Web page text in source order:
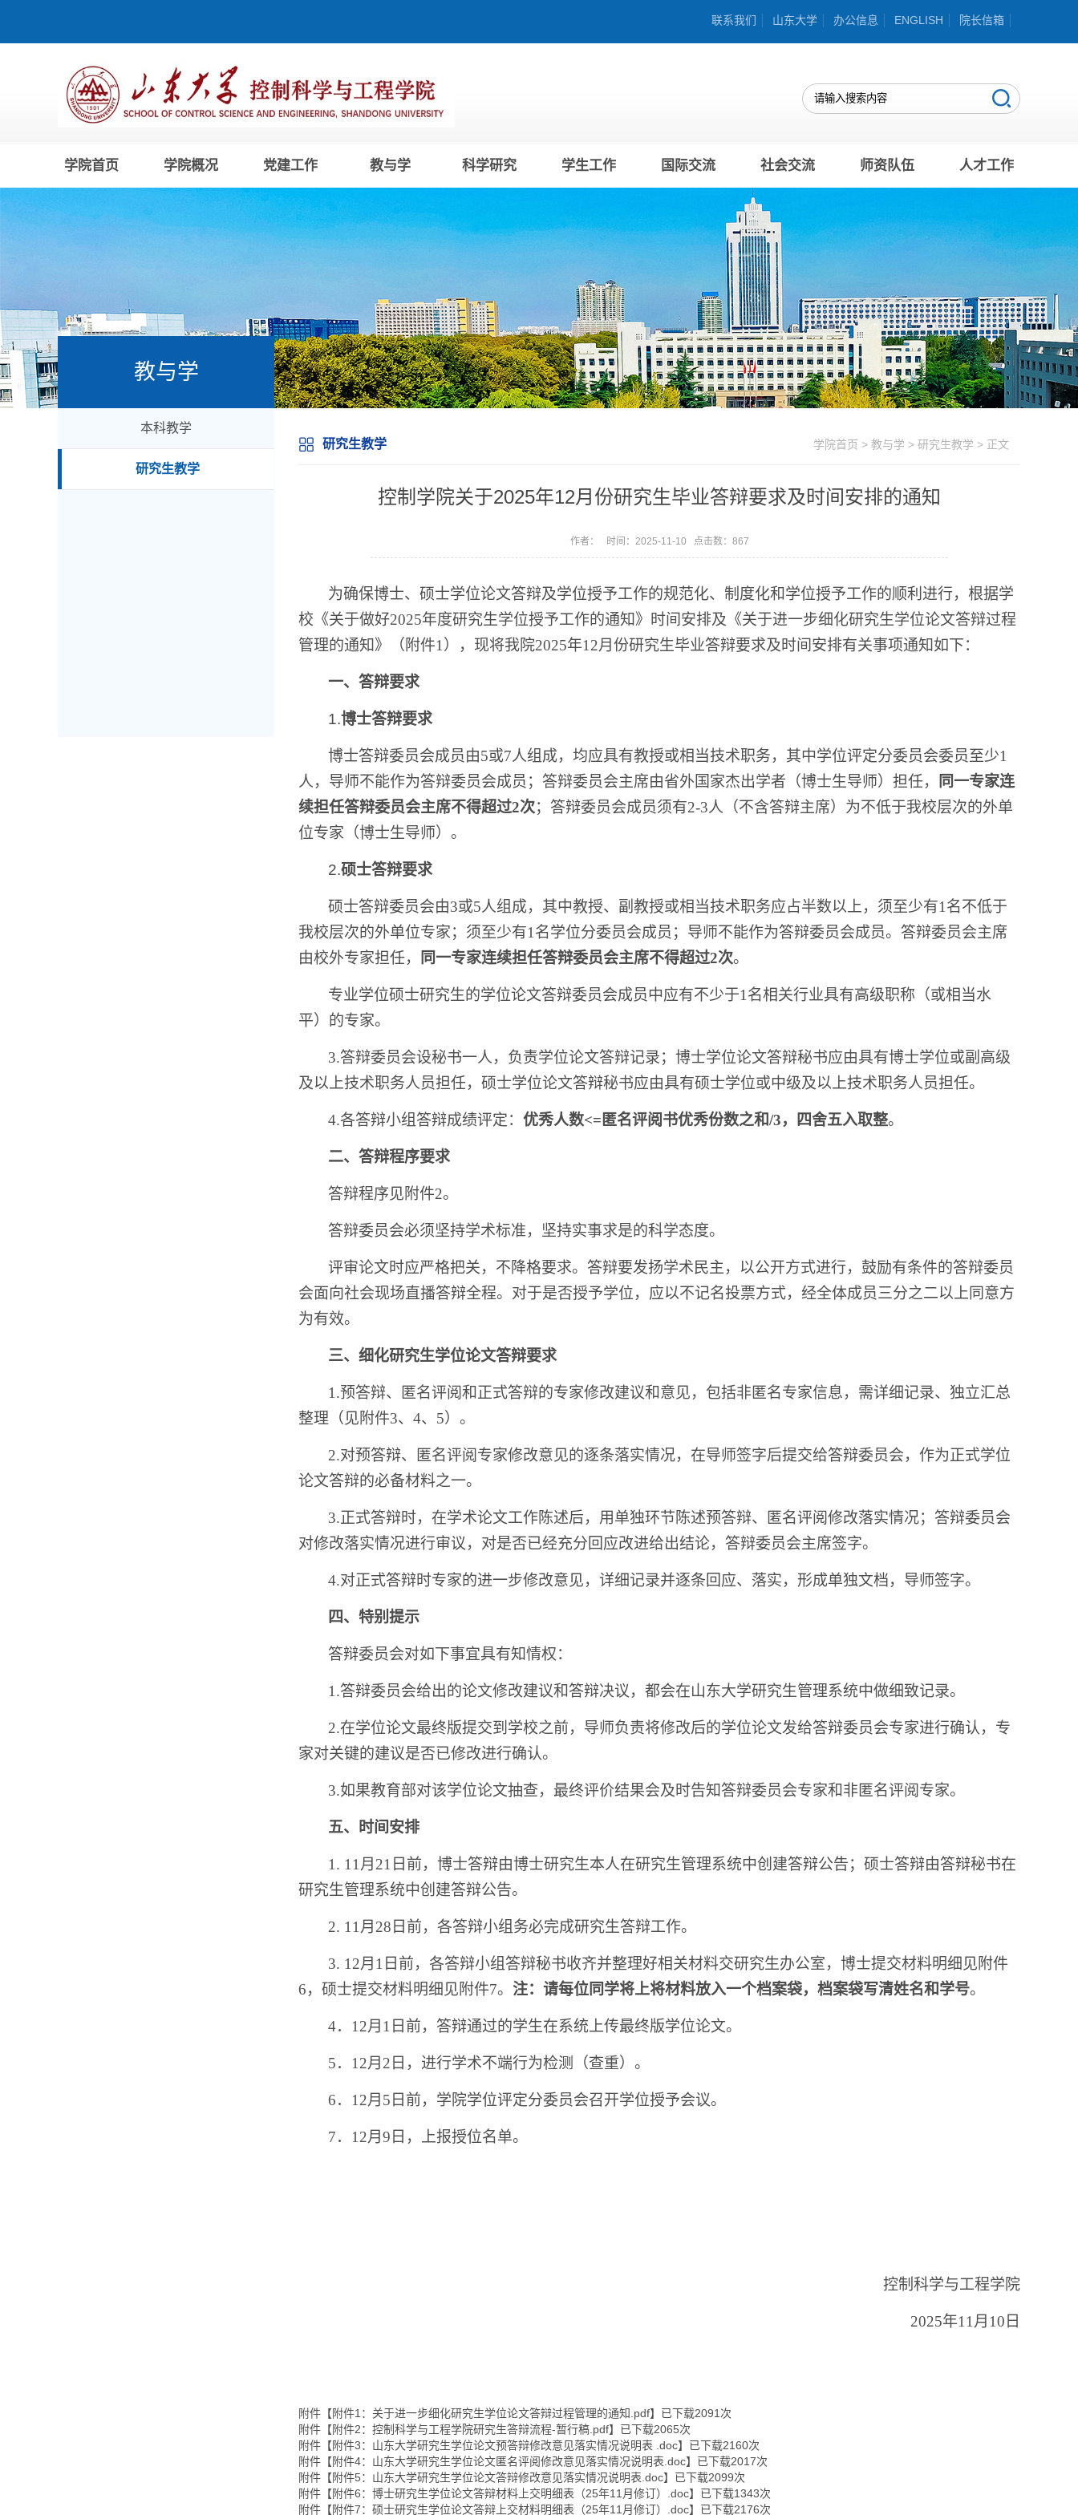
联系我们 山东大学 办公信息 ENGLISH 院长信箱
学院首页 学院概况 党建工作 教与学 科学研究 学生工作 国际交流 社会交流 师资队伍 人才工作
教与学
本科教学
研究生教学
研究生教学 学院首页 > 教与学 > 研究生教学 > 正文
控制学院关于2025年12月份研究生毕业答辩要求及时间安排的通知
作者： 时间：2025-11-10 点击数： 867
为确保博士、硕士学位论文答辩及学位授予工作的规范化、制度化和学位授予工作的顺利进行，根据学
校《关于做好2025年度研究生学位授予工作的通知》时间安排及《关于进一步细化研究生学位论文答辩过程
管理的通知》（附件1），现将我院2025年12月份研究生毕业答辩要求及时间安排有关事项通知如下：
一、答辩要求
1.博士答辩要求
博士答辩委员会成员由5或7人组成，均应具有教授或相当技术职务，其中学位评定分委员会委员至少1
人，导师不能作为答辩委员会成员；答辩委员会主席由省外国家杰出学者（博士生导师）担任，
同一专家连
续担任答辩委员会主席不得超过2次；答辩委员会成员须有2-3人（不含答辩主席）为不低于我校层次的外单
位专家（博士生导师）。
2.硕士答辩要求
硕士答辩委员会由3或5人组成，其中教授、副教授或相当技术职务应占半数以上，须至少有1名不低于
我校层次的外单位专家；须至少有1名学位分委员会成员；导师不能作为答辩委员会成员。答辩委员会主席
由校外专家担任，
同一专家连续担任答辩委员会主席不得超过2次。
专业学位硕士研究生的学位论文答辩委员会成员中应有不少于1名相关行业具有高级职称（或相当水
平）的专家。
3.答辩委员会设秘书一人，负责学位论文答辩记录；博士学位论文答辩秘书应由具有博士学位或副高级
及以上技术职务人员担任，硕士学位论文答辩秘书应由具有硕士学位或中级及以上技术职务人员担任。
4.各答辩小组答辩成绩评定： 优秀人数<=匿名评阅书优秀份数之和/3，四舍五入取整。
二、答辩程序要求
答辩程序见附件2。
答辩委员会必须坚持学术标准，坚持实事求是的科学态度。
评审论文时应严格把关，不降格要求。答辩要发扬学术民主，以公开方式进行，鼓励有条件的答辩委员
会面向社会现场直播答辩全程。对于是否授予学位，应以不记名投票方式，经全体成员三分之二以上同意方
为有效。
三、细化研究生学位论文答辩要求
1.预答辩、匿名评阅和正式答辩的专家修改建议和意见，包括非匿名专家信息，需详细记录、独立汇总
整理（见附件3、4、5）。
2.对预答辩、匿名评阅专家修改意见的逐条落实情况，在导师签字后提交给答辩委员会，作为正式学位
论文答辩的必备材料之一。
3.正式答辩时，在学术论文工作陈述后，用单独环节陈述预答辩、匿名评阅修改落实情况；答辩委员会
对修改落实情况进行审议，对是否已经充分回应改进给出结论，答辩委员会主席签字。
4.对正式答辩时专家的进一步修改意见，详细记录并逐条回应、落实，形成单独文档，导师签字。
四、特别提示
答辩委员会对如下事宜具有知情权：
1.答辩委员会给出的论文修改建议和答辩决议，都会在山东大学研究生管理系统中做细致记录。
2.在学位论文最终版提交到学校之前，导师负责将修改后的学位论文发给答辩委员会专家进行确认，专
家对关键的建议是否已修改进行确认。
3.如果教育部对该学位论文抽查，最终评价结果会及时告知答辩委员会专家和非匿名评阅专家。
五、时间安排
1. 11月21日前，博士答辩由博士研究生本人在研究生管理系统中创建答辩公告；硕士答辩由答辩秘书在
研究生管理系统中创建答辩公告。
2. 11月28日前，各答辩小组务必完成研究生答辩工作。
3. 12月1日前，各答辩小组答辩秘书收齐并整理好相关材料交研究生办公室，博士提交材料明细见附件
6，硕士提交材料明细见附件7。 注：请每位同学将上将材料放入一个档案袋，档案袋写清姓名和学号。
4．12月1日前，答辩通过的学生在系统上传最终版学位论文。
5．12月2日，进行学术不端行为检测（查重）。
6．12月5日前，学院学位评定分委员会召开学位授予会议。
7．12月9日，上报授位名单。
控制科学与工程学院
2025年11月10日
附件【附件1：关于进一步细化研究生学位论文答辩过程管理的通知.pdf】已下载2091 次
附件【附件2：控制科学与工程学院研究生答辩流程-暂行稿.pdf】已下载2065次
附件【附件3：山东大学研究生学位论文预答辩修改意见落实情况说明表 .doc】已下载2160次
附件【附件4：山东大学研究生学位论文匿名评阅修改意见落实情况说明表.doc】已下载2017次
附件【附件5：山东大学研究生学位论文答辩修改意见落实情况说明表.doc】已下载2099次
附件【附件6：博士研究生学位论文答辩材料上交明细表（25年11月修订）.doc】已下载1343次
附件【附件7：硕士研究生学位论文答辩上交材料明细表（25年11月修订）.doc】已下载2176次